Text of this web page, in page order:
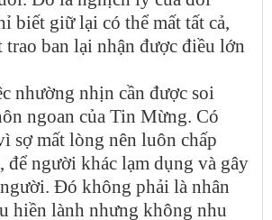
biết giữ lại có thể mất tất cả,
ban lại nhận được điều lớn
nhường nhịn cần được soi
ngoan của Tin Mừng. Có
sợ mất lòng nên luôn chấp
để người khác lạm dụng và gây
Đó không phải là nhân
hiền lành nhưng không nhu